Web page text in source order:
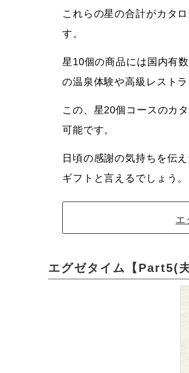
これらの星の合計がカタ
す。
星10個の商品には国内有
の温泉体験や高級レスト
この、星20個コースのカ
可能です。
日頃の感謝の気持ちを伝
ギフトと言えるでしょう。
エ
エグゼタイム【Part5(